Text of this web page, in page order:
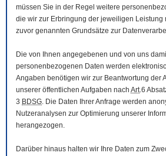
müssen Sie in der Regel weitere
die wir zur Erbringung der jeweiligen Leistung
zuvor genannten Grundsätze zur
Die von Ihnen angegebenen und von uns
personenbezogenen Daten werden
Angaben benötigen wir zur Beantwortung der
unserer öffentlichen Aufgaben nach Art.6
3 BDSG. Die Daten Ihrer Anfrage werden
Nutzeranalysen zur Optimierung unserer
herangezogen.
Darüber hinaus halten wir Ihre Daten zum